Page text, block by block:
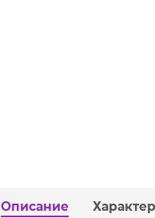
Описание